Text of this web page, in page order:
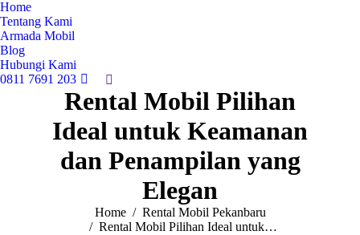
Home
Tentang Kami
Armada Mobil
Blog
Hubungi Kami
0811 7691 203
Search:
Rental Mobil Pilihan
Ideal untuk Keamanan
dan Penampilan yang
Elegan
You are here:Home
Rental Mobil Pekanbaru
Rental Mobil Pilihan Ideal untuk…